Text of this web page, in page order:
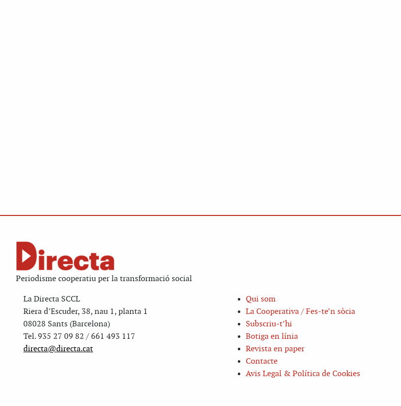
Periodisme cooperatiu per la transformació social
La Directa SCCL
Riera d’Escuder, 38, nau 1, planta 1
08028 Sants (Barcelona)
Tel. 935 27 09 82 / 661 493 117
directa@directa.cat
Qui som
La Cooperativa / Fes-te’n sòcia
Subscriu-t’hi
Botiga en línia
Revista en paper
Contacte
Avis Legal & Política de Cookies